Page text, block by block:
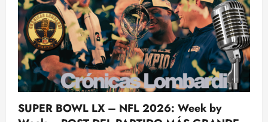
SUPER BOWL LX – NFL 2026: Week by